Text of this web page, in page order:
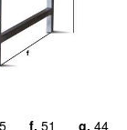
f. 51
g. 44